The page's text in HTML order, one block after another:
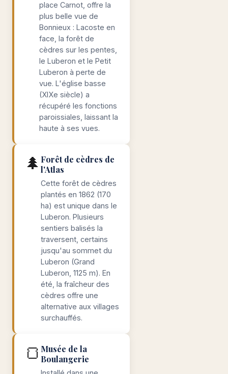
place Carnot, offre la
plus belle vue de
Bonnieux : Lacoste en
face, la forêt de
cèdres sur les pentes,
le Luberon et le Petit
Luberon à perte de
vue. L'église basse
(XIXe siècle) a
récupéré les fonctions
paroissiales, laissant la
haute à ses vues.
🌲 Forêt de cèdres de
l'Atlas
Cette forêt de cèdres
plantés en 1862 (170
ha) est unique dans le
Luberon. Plusieurs
sentiers balisés la
traversent, certains
jusqu'au sommet du
Luberon (Grand
Luberon, 1125 m). En
été, la fraîcheur des
cèdres offre une
alternative aux villages
surchauffés.
🍞 Musée de la
Boulangerie